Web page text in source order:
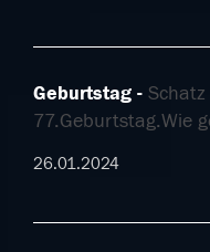
Geburtstag
77.Geburtstag.Wie
26.01.2024